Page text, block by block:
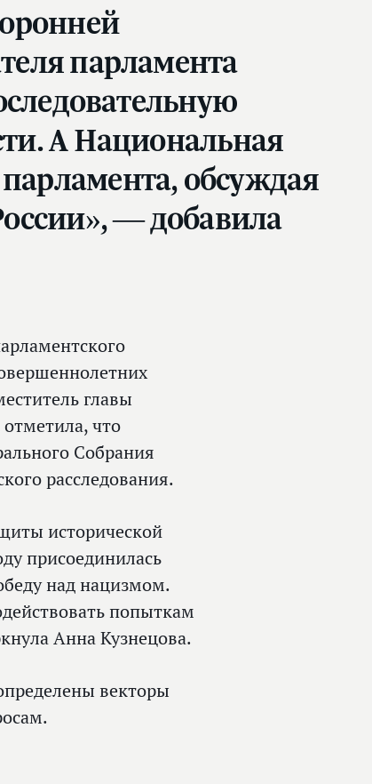
парламента
А Национальная
обсуждая
— добавила
главы
что
Собрания
расследования.
исторической
присоединилась
над нацизмом.
попыткам
Анна Кузнецова.
векторы